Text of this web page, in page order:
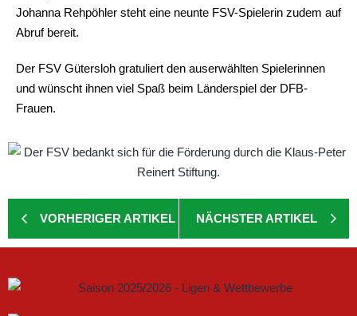
Johanna Rehpöhler steht eine neunte FSV-Spielerin zudem auf
Abruf bereit.
Der FSV Gütersloh gratuliert den auserwählten Spielerinnen
und wünscht ihnen viel Spaß beim Länderspiel der DFB-
Frauen.
VORHERIGER ARTIKEL NÄCHSTER ARTIKEL